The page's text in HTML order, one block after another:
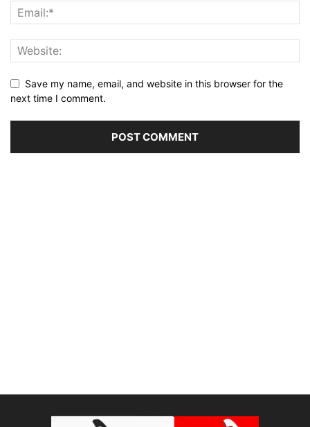
Save my name, email, and website in this browser for the
next time I comment.